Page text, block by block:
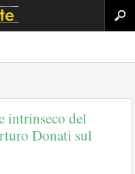
intrinseco del
Donati sul